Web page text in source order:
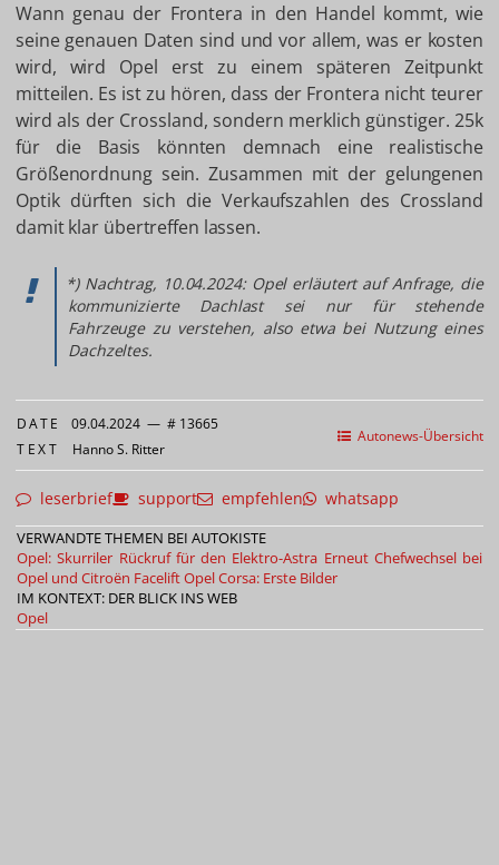
Wann genau der Frontera in den Handel kommt, wie
seine genauen Daten sind und vor allem, was er kosten
wird, wird Opel erst zu einem späteren Zeitpunkt
mitteilen. Es ist zu hören, dass der Frontera nicht teurer
wird als der Crossland, sondern merklich günstiger. 25k
für die Basis könnten demnach eine realistische
Größenordnung sein. Zusammen mit der gelungenen
Optik dürften sich die Verkaufszahlen des Crossland
damit klar übertreffen lassen.
*) Nachtrag, 10.04.2024: Opel erläutert auf Anfrage, die
kommunizierte Dachlast sei nur für stehende
Fahrzeuge zu verstehen, also etwa bei Nutzung eines
Dachzeltes.
Autonews-Übersicht
DATE 09.04.2024 — # 13665
TEXT Hanno S. Ritter
leserbrief support empfehlen whatsapp
VERWANDTE THEMEN BEI AUTOKISTE
Opel: Skurriler Rückruf für den Elektro-Astra Erneut Chefwechsel bei
Opel und Citroën Facelift Opel Corsa: Erste Bilder
IM KONTEXT: DER BLICK INS WEB
Opel